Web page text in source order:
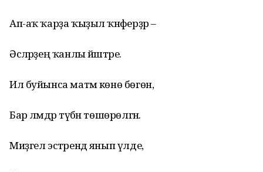
Ап-аҡ ҡарҙа ҡыҙыл ҡәнәферҙәр –
Әсәләрҙең ҡанлы йәштәре.
Ил буйынса матәм көнө бөгөн,
Бар әләмдәр түбән төшөрөлгән.
Миҙгел эстәрендә янып үлде,